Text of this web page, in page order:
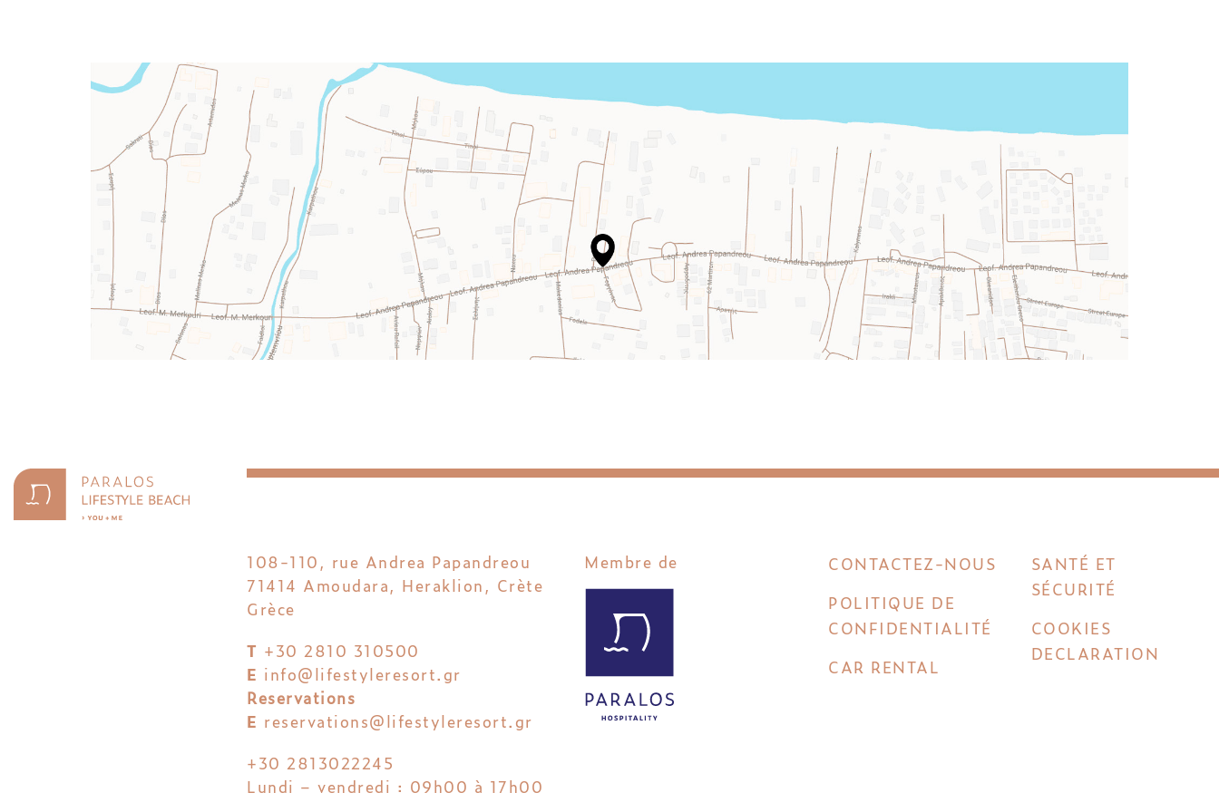
108-110, rue Andrea Papandreou
71414 Amoudara, Heraklion, Crète
Grèce
T +30 2810 310500
E info@lifestyleresort.gr
Reservations
E reservations@lifestyleresort.gr
+30 2813022245
Lundi – vendredi : 09h00 à 17h00
Membre de
CONTACTEZ-NOUS
POLITIQUE DE
CONFIDENTIALITÉ
CAR RENTAL
SANTÉ ET
SÉCURITÉ
COOKIES
DECLARATION